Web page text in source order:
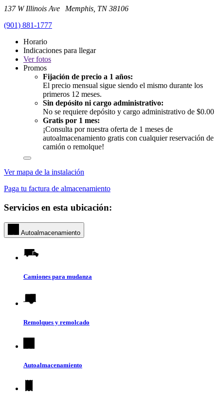
137 W Illinois Ave Memphis, TN 38106
(901) 881-1777
Horario
Indicaciones para llegar
Verfotos
Promos
Fijación de precio a 1 años:
El precio mensual sigue siendo el mismo durante los
primeros 12 meses.
Sin depósito ni cargo administrativo:
No se requiere depósito y cargo administrativo de $0.00
Gratis por 1 mes:
¡Consulta por nuestra oferta de 1 meses de
autoalmacenamiento gratis con cualquier reservación de
camión o remolque!
Ver mapa de la instalación
Paga tu factura de almacenamiento
Servicios en esta ubicación:
Autoalmacenamiento
Camiones para mudanza
Remolques y remolcado
Autoalmacenamiento